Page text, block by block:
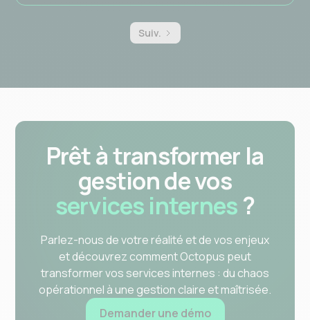
Suiv.
Prêt à transformer la
gestion de vos
services internes?
Parlez-nous de votre réalité et de vos enjeux
et découvrez comment Octopus peut
transformer vos services internes : du chaos
opérationnel à une gestion claire et maîtrisée.
Demander une démo